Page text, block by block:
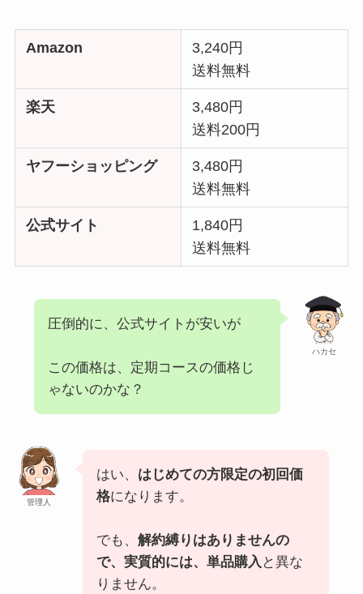
Amazon
3,240円
送料無料
楽天
3,480円
送料200円
ヤフーショッピング
3,480円
送料無料
公式サイト
1,840円
送料無料
ハカセ
圧倒的に、公式サイトが安いが
この価格は、定期コースの価格じ
ゃないのかな？
管理人
はい、 はじめての方限定の初回価
格になります。
でも、 解約縛りはありませんの
で、実質的には、単品購入 と異な
りません。